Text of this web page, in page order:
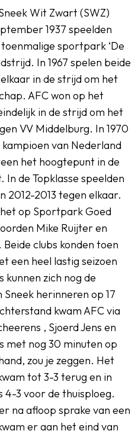
Wit Zwart (SWZ)
1937 speelden
sportpark ‘De
In 1967 spelen beide
in de strijd om het
AFC won op het
in de strijd om het
VV Middelburg. In 1970
van Nederland
het hoogtepunt in de
de Topklasse speelden
2012-2013 tegen elkaar.
op Sportpark Goed
Mike Ruijter en
clubs konden toen
een heel lastig seizoen
kunnen zich nog de
herinneren op 17
kwam AFC via
, Sjoerd Jens en
met nog 30 minuten op
zou je zeggen. Het
tot 3-3 terug en in
4-3 voor de thuisploeg.
na afloop sprake van een
er aan het eind van